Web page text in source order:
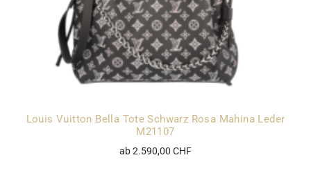
Louis Vuitton Bella Tote Schwarz Rosa Mahina Leder
M21107
ab 2.590,00 CHF